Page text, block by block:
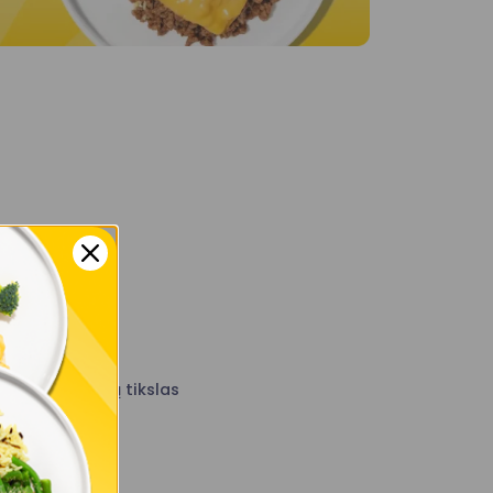
kalorijų tikslas